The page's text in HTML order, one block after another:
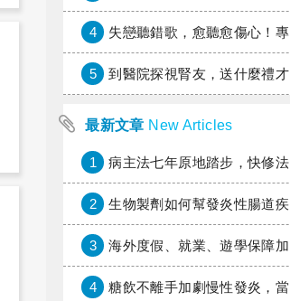
4 失戀聽錯歌，愈聽愈傷心！專家教你挑對療傷情歌
5 到醫院探視腎友，送什麼禮才好？
最新文章 New Articles
1 病主法七年原地踏步，快修法讓病人自主決定善終
2 生物製劑如何幫發炎性腸道疾病患者抗潰瘍？治療進展與健保給付困境一次看
3 海外度假、就業、遊學保障加倍，富邦產險「一期逐夢」專案加碼遠距醫療與緊急救援
4 糖飲不離手加劇慢性發炎，當心老化與慢性病提早報到